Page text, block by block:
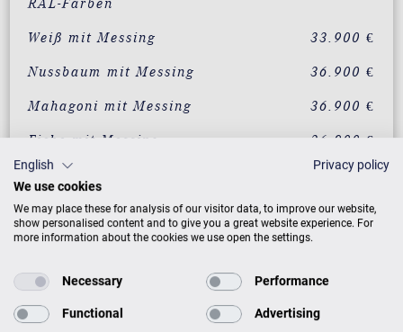
RAL-Farben
Weiß mit Messing 33.900 €
Nussbaum mit Messing 36.900 €
Mahagoni mit Messing 36.900 €
Eiche mit Messing 36.900 €
Wurzelnussbaum mit
Messing
39.900 €
Vavona mit Messing 39.900 €
Santos Palisander mit
Messing
English
Privacy policy
We use cookies
We may place these for analysis of our visitor data, to improve our website,
show personalised content and to give you a great website experience. For
more information about the cookies we use open the settings.
Necessary Performance
Functional Advertising